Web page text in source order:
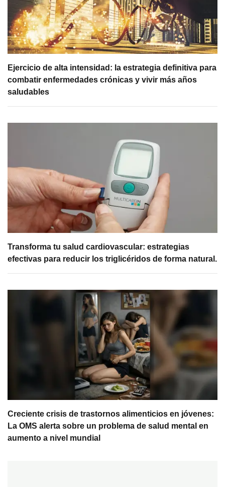
Ejercicio de alta intensidad: la estrategia definitiva para
combatir enfermedades crónicas y vivir más años
saludables
Transforma tu salud cardiovascular: estrategias
efectivas para reducir los triglicéridos de forma natural.
Creciente crisis de trastornos alimenticios en jóvenes:
La OMS alerta sobre un problema de salud mental en
aumento a nivel mundial